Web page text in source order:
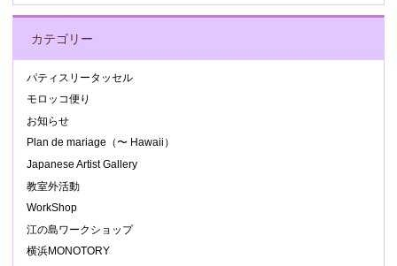
カテゴリー
パティスリータッセル
モロッコ便り
お知らせ
Plan de mariage（〜 Hawaii）
Japanese Artist Gallery
教室外活動
WorkShop
江の島ワークショップ
横浜MONOTORY